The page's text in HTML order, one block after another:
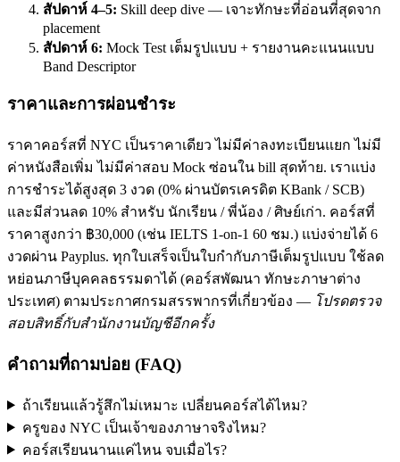
สัปดาห์ 4–5: Skill deep dive — เจาะทักษะที่อ่อนที่สุดจาก
placement
สัปดาห์ 6: Mock Test เต็มรูปแบบ + รายงานคะแนนแบบ
Band Descriptor
ราคาและการผ่อนชำระ
ราคาคอร์สที่ NYC เป็นราคาเดียว ไม่มีค่าลงทะเบียนแยก ไม่มี
ค่าหนังสือเพิ่ม ไม่มีค่าสอบ Mock ซ่อนใน bill สุดท้าย. เราแบ่ง
การชำระได้สูงสุด 3 งวด (0% ผ่านบัตรเครดิต KBank / SCB)
และมีส่วนลด 10% สำหรับ นักเรียน / พี่น้อง / ศิษย์เก่า. คอร์สที่
ราคาสูงกว่า ฿30,000 (เช่น IELTS 1-on-1 60 ชม.) แบ่งจ่ายได้ 6
งวดผ่าน Payplus. ทุกใบเสร็จเป็นใบกำกับภาษีเต็มรูปแบบ ใช้ลด
หย่อนภาษีบุคคลธรรมดาได้ (คอร์สพัฒนา ทักษะภาษาต่าง
ประเทศ) ตามประกาศกรมสรรพากรที่เกี่ยวข้อง — โปรดตรวจ
สอบสิทธิ์กับสำนักงานบัญชีอีกครั้ง
คำถามที่ถามบ่อย (FAQ)
ถ้าเรียนแล้วรู้สึกไม่เหมาะ เปลี่ยนคอร์สได้ไหม?
ครูของ NYC เป็นเจ้าของภาษาจริงไหม?
คอร์สเรียนนานแค่ไหน จบเมื่อไร?